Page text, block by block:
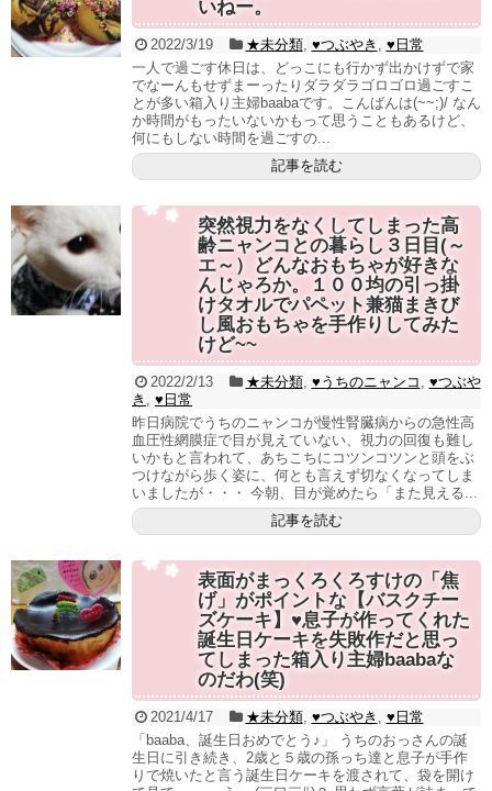
いねー。
2022/3/19 ★未分類, ♥つぶやき
♥日常
一人で過ごす休日は、どっこにも行かず出かけずで家
でなーんもせずまーったりダラダラゴロゴロ過ごすこ
とが多い箱入り主婦baabaです。こんばんは(~~;)/ なん
か時間がもったいないかもって思うこともあるけど、
何にもしない時間を過ごすの...
記事を読む
突然視力をなくしてしまった高
齢ニャンコとの暮らし３日目(～
エ～）どんなおもちゃが好きな
んじゃろか。１００均の引っ掛
けタオルでパペット兼猫まきび
し風おもちゃを手作りしてみた
けど~~
2022/2/13 ★未分類, ♥うちのニャンコ
♥つぶや
き
♥日常
昨日病院でうちのニャンコが慢性腎臓病からの急性高
血圧性網膜症で目が見えていない、視力の回復も難し
いかもと言われて、あちこちにコツンコツンと頭をぶ
つけながら歩く姿に、何とも言えず切なくなってしま
いましたが・・・ 今朝、目が覚めたら「また見える...
記事を読む
表面がまっくろくろすけの「焦
げ」がポイントな【バスクチー
ズケーキ】♥息子が作ってくれた
誕生日ケーキを失敗作だと思っ
てしまった箱入り主婦baabaな
のだわ(笑)
2021/4/17 ★未分類, ♥つぶやき
♥日常
「baaba、誕生日おめでとう♪」 うちのおっさんの誕
生日に引き続き、2歳と５歳の孫っち達と息子が手作
りで焼いたと言う誕生日ケーキを渡されて、袋を開け